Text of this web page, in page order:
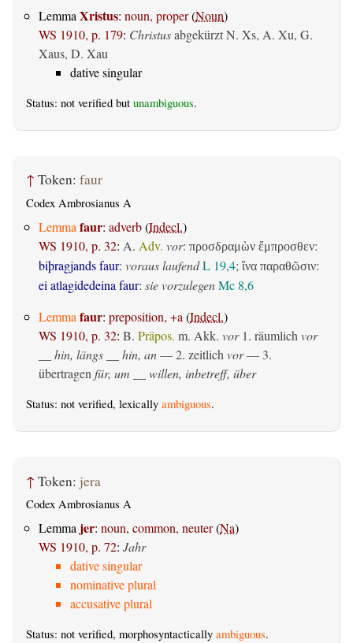
Lemma Xristus: noun, proper(Noun)
WS 1910, p. 179: Christusabgekürzt N. Xs, A. Xu, G.
Xaus, D. Xau
dative singular
Status: not verified but unambiguous.
↑ Token: faur
Codex Ambrosianus A
Lemma faur: adverb(Indecl.)
WS 1910, p. 32: A. Adv. vor: προσδραμὼν ἔμπροσθεν:
biþragjands faur: voraus laufendL 19,4; ἵνα παραθῶσιν:
ei atlagidedeina faur: sie vorzulegenMc 8,6
Lemma faur: preposition, +a (Indecl.)
WS 1910, p. 32: B. Präpos. m. Akk. vor1. räumlich vor
__ hin, längs __ hin, an— 2. zeitlich vor— 3.
übertragen für, um __ willen, inbetreff, über
Status: not verified, lexically ambiguous.
↑ Token: jera
Codex Ambrosianus A
Lemma jer: noun, common, neuter(Na)
WS 1910, p. 72: Jahr
dative singular
nominative plural
accusative plural
Status: not verified, morphosyntactically ambiguous.